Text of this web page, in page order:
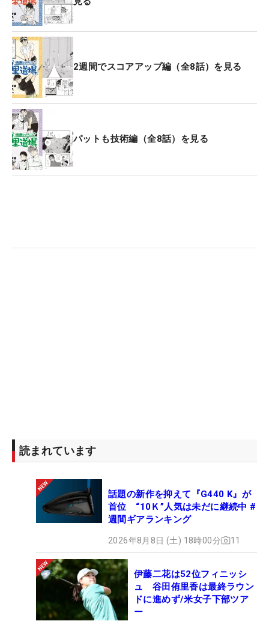
2週間でスコアアップ編（全8話）を見る
パットも技術編（全8話）を見る
読まれています
話題の新作を抑えて『G440 K』が
首位 “10Ｋ”人気は未だに継続中 #
週間ギアランキング
2026年8月8日 (土) 18時00分 11
伊藤二花は52位フィニッシ
ュ 谷田侑里香は最終ラウン
ドに進めず/米女子下部ツア
ー